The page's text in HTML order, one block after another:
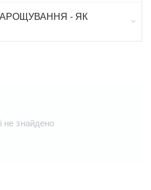
НАРОЩУВАННЯ - ЯК
не знайдено